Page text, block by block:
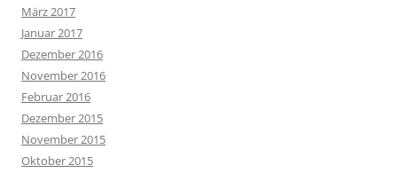
März 2017
Januar 2017
Dezember 2016
November 2016
Februar 2016
Dezember 2015
November 2015
Oktober 2015